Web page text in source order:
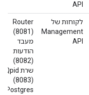
API
לקוחות של
Management
API
Router
(8081)
מעבד
הודעות
(8082)
שרת Qpid
(8083)
Postgres